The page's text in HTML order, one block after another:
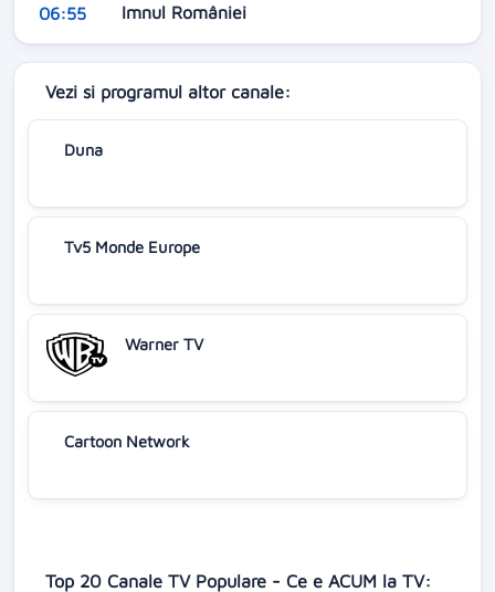
06:55 Imnul României
Vezi si programul altor canale:
Duna
Tv5 Monde Europe
Warner TV
Cartoon Network
Top 20 Canale TV Populare - Ce e ACUM la TV: